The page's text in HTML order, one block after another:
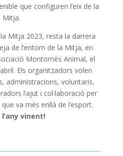
que configuren l’eix de la
Mitja.
Mitja 2023, resta la darrera
de l’entorn de la Mitja, en
Montornès Animal, el
Els organitzadors volen
administracions, voluntaris,
l’ajut i col·laboració per
va més enllà de l’esport.
l’any vinent!